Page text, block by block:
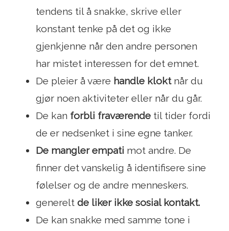
tendens til å snakke, skrive eller
konstant tenke på det og ikke
gjenkjenne når den andre personen
har mistet interessen for det emnet.
De pleier å være handle kloktnår du
gjør noen aktiviteter eller når du går.
De kan forbli fraværende til tider fordi
de er nedsenket i sine egne tanker.
De mangler empati mot andre. De
finner det vanskelig å identifisere sine
følelser og de andre menneskers.
generelt de liker ikke sosial kontakt.
De kan snakke med samme tone i